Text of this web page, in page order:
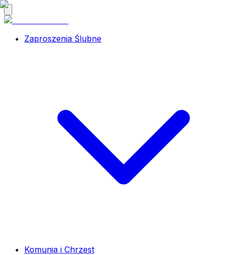
Zaproszenia Ślubne
Komunia i Chrzest